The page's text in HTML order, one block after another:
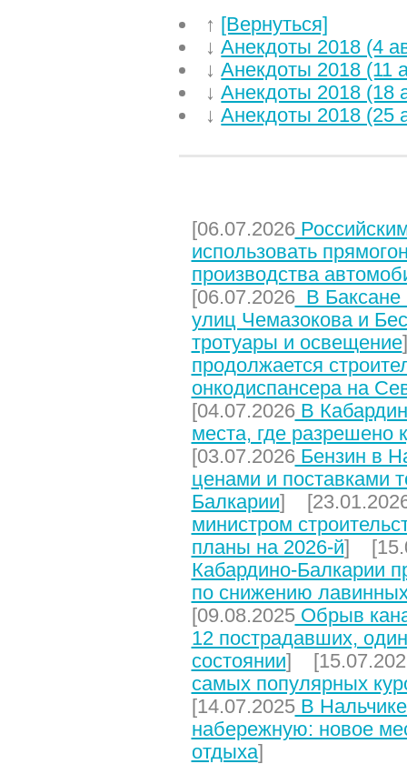
↑ [Вернуться]
↓Анекдоты 2018 (4
↓Анекдоты 2018 (11
↓Анекдоты 2018 (18
↓Анекдоты 2018 (25
[06.07.2026
использовать
производства
[06.07.2026В Баксане
улиц Чемазокова и
тротуары и освещение
продолжается
онкодиспансера на
[04.07.2026В
места, где разрешено
[03.07.2026Бензин в
ценами и поставками
Балкарии]
министром
планы на 2026-й]
Кабардино-Балкарии
по снижению
[09.08.2025Обрыв
12 пострадавших,
состоянии]
самых популярных
[14.07.2025В
набережную: новое
отдыха]